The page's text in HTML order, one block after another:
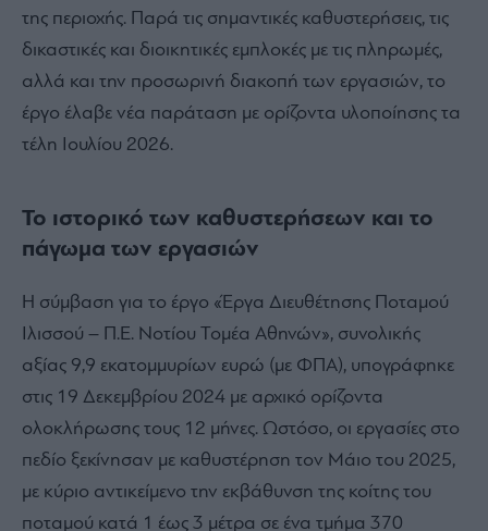
της περιοχής. Παρά τις σημαντικές καθυστερήσεις, τις
δικαστικές και διοικητικές εμπλοκές με τις πληρωμές,
αλλά και την προσωρινή διακοπή των εργασιών, το
έργο έλαβε νέα παράταση με ορίζοντα υλοποίησης τα
τέλη Ιουλίου 2026.
Το ιστορικό των καθυστερήσεων και το
πάγωμα των εργασιών
Η σύμβαση για το έργο «Έργα Διευθέτησης Ποταμού
Ιλισσού – Π.Ε. Νοτίου Τομέα Αθηνών», συνολικής
αξίας 9,9 εκατομμυρίων ευρώ (με ΦΠΑ), υπογράφηκε
στις 19 Δεκεμβρίου 2024 με αρχικό ορίζοντα
ολοκλήρωσης τους 12 μήνες. Ωστόσο, οι εργασίες στο
πεδίο ξεκίνησαν με καθυστέρηση τον Μάιο του 2025,
με κύριο αντικείμενο την εκβάθυνση της κοίτης του
ποταμού κατά 1 έως 3 μέτρα σε ένα τμήμα 370